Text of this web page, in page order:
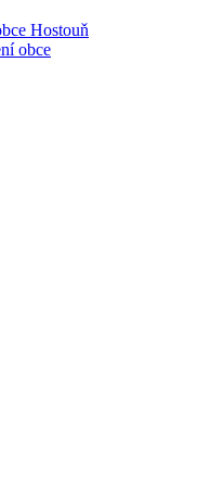
Hostouň
obce